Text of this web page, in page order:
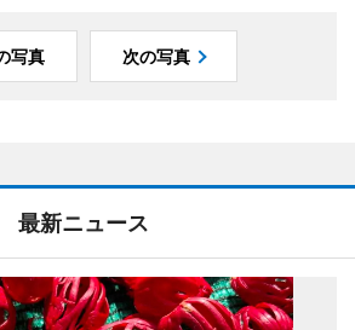
写真 次の写真
最新ニュース